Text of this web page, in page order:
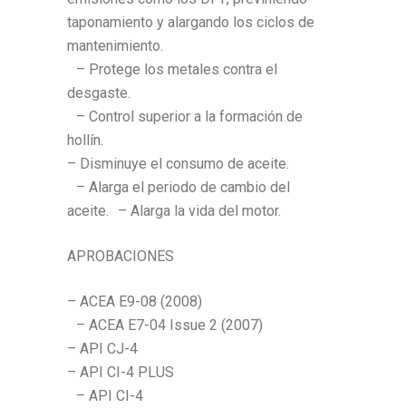
taponamiento y alargando los ciclos de
mantenimiento.
– Protege los metales contra el
desgaste.
– Control superior a la formación de
hollín.
– Disminuye el consumo de aceite.
– Alarga el periodo de cambio del
aceite. – Alarga la vida del motor.
APROBACIONES
– ACEA E9-08 (2008)
– ACEA E7-04 Issue 2 (2007)
– API CJ-4
– API CI-4 PLUS
– API CI-4